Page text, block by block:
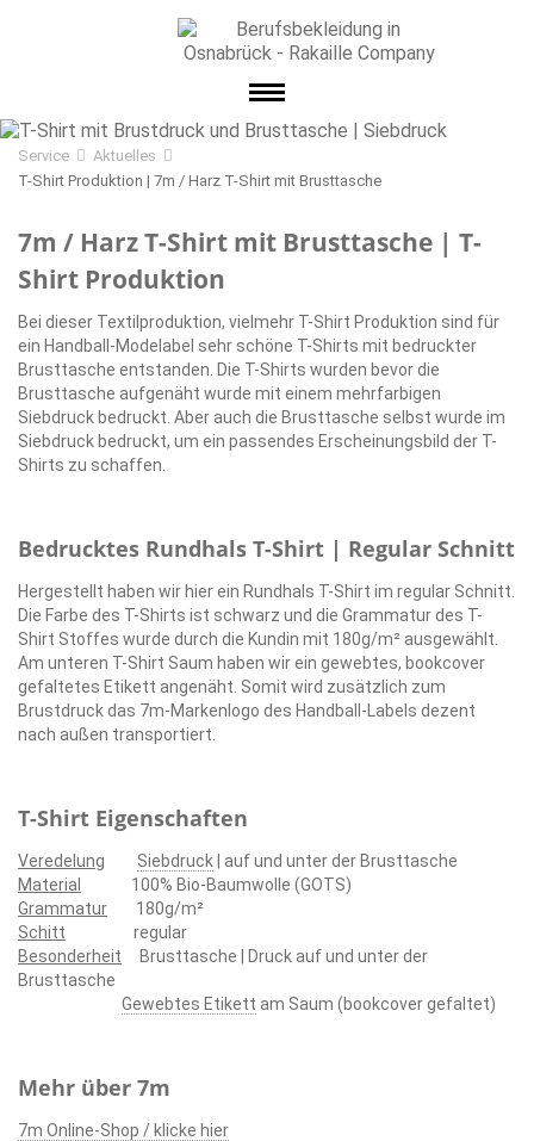
Service
Aktuelles
T-Shirt Produktion | 7m / Harz T-Shirt mit Brusttasche
7m / Harz T-Shirt mit Brusttasche | T-
Shirt Produktion
Bei dieser Textilproduktion, vielmehr T-Shirt Produktion sind für
ein Handball-Modelabel sehr schöne T-Shirts mit bedruckter
Brusttasche entstanden. Die T-Shirts wurden bevor die
Brusttasche aufgenäht wurde mit einem mehrfarbigen
Siebdruck bedruckt. Aber auch die Brusttasche selbst wurde im
Siebdruck bedruckt, um ein passendes Erscheinungsbild der T-
Shirts zu schaffen.
Bedrucktes Rundhals T-Shirt | Regular Schnitt
Hergestellt haben wir hier ein Rundhals T-Shirt im regular Schnitt.
Die Farbe des T-Shirts ist schwarz und die Grammatur des T-
Shirt Stoffes wurde durch die Kundin mit 180g/m² ausgewählt.
Am unteren T-Shirt Saum haben wir ein gewebtes, bookcover
gefaltetes Etikett angenäht. Somit wird zusätzlich zum
Brustdruck das 7m-Markenlogo des Handball-Labels dezent
nach außen transportiert.
T-Shirt Eigenschaften
Veredelung Siebdruck | auf und unter der Brusttasche
Material
100% Bio-Baumwolle (GOTS)
Grammatur 180g/m²
Schitt regular
Besonderheit Brusttasche | Druck auf und unter der
Brusttasche
Gewebtes Etikett am Saum (bookcover gefaltet)
Mehr über 7m
7m Online-Shop / klicke hier